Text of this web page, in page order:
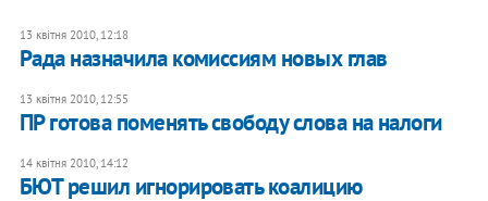
13 квітня 2010, 12:18
Рада назначила комиссиям новых глав
13 квітня 2010, 12:55
ПР готова поменять свободу слова на налоги
14 квітня 2010, 14:12
БЮТ решил игнорировать коалицию